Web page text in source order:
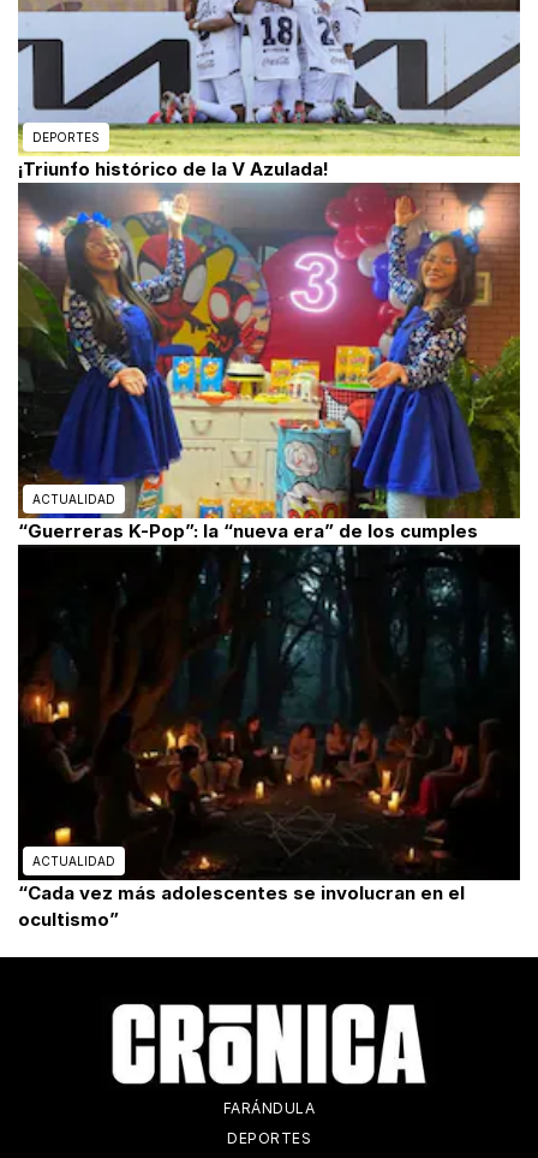
DEPORTES
¡Triunfo histórico de la V Azulada!
ACTUALIDAD
“Guerreras K-Pop”: la “nueva era” de los cumples
ACTUALIDAD
“Cada vez más adolescentes se involucran en el
ocultismo”
FARÁNDULA
DEPORTES